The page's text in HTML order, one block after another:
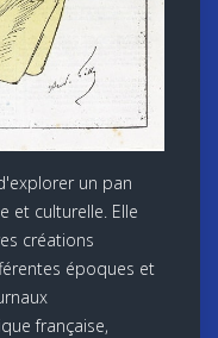
un pan
et culturelle. Elle
créations
époques et
française,